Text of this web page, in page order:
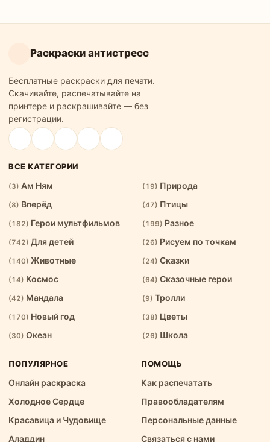
Раскраски антистресс
Бесплатные раскраски для печати.
Скачивайте, распечатывайте на
принтере и раскрашивайте — без
регистрации.
ВСЕ КАТЕГОРИИ
(3) Ам Ням
(8) Вперёд
(182) Герои мультфильмов
(742) Для детей
(140) Животные
(14) Космос
(42) Мандала
(170) Новый год
(30) Океан
(19) Природа
(47) Птицы
(199) Разное
(26) Рисуем по точкам
(24) Сказки
(64) Сказочные герои
(9) Тролли
(38) Цветы
(26) Школа
ПОПУЛЯРНОЕ
Онлайн раскраска
Холодное Сердце
Красавица и Чудовище
Аладдин
ПОМОЩЬ
Как распечатать
Правообладателям
Персональные данные
Связаться с нами